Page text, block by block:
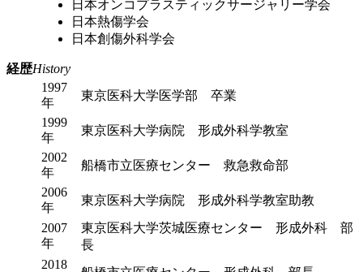
日本オンコプラスティックサージャリー学会
日本熱傷学会
日本創傷外科学会
経歴History
1997
年
東京医科大学医学部 卒業
1999
年
東京医科大学病院 形成外科学教室
2002
年
船橋市立医療センター 救急救命部
2006
年
東京医科大学病院 形成外科学教室助教
2007
年
東京医科大学茨城医療センター 形成外科 部
長
2018